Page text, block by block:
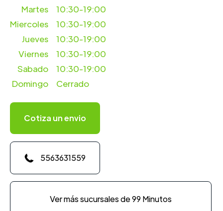
Martes
Miercoles
10:30-19:00
10:30-19:00
Jueves
10:30-19:00
Viernes
10:30-19:00
Sabado
10:30-19:00
Domingo
Cerrado
Cotiza un envio
5563631559
Ver más sucursales de 99 Minutos